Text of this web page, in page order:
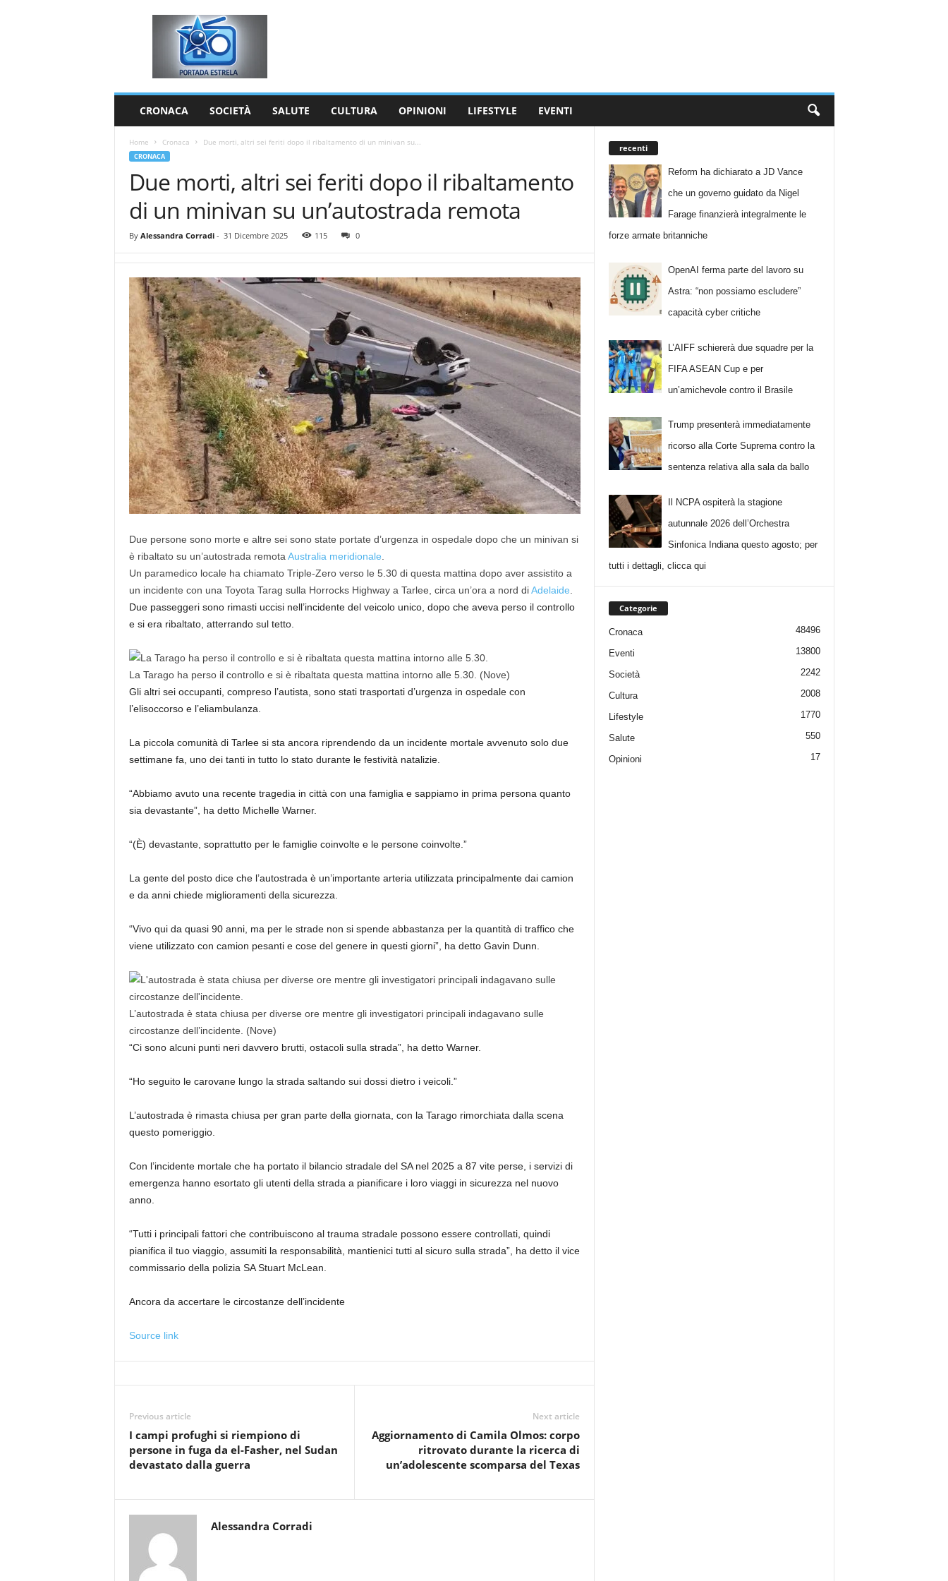
CRONACA SOCIETÀ SALUTE CULTURA OPINIONI LIFESTYLE EVENTI
Home Cronaca Due morti, altri sei feriti dopo il ribaltamento di un minivan su...
CRONACA
Due morti, altri sei feriti dopo il ribaltamento
di un minivan su un’autostrada remota
By Alessandra Corradi- 31 Dicembre 2025 115 0
Due persone sono morte e altre sei sono state portate d’urgenza in ospedale dopo che un minivan si
è ribaltato su un’autostrada remota Australia meridionale
Un paramedico locale ha chiamato Triple-Zero verso le 5.30 di questa mattina dopo aver assistito a
un incidente con una Toyota Tarag sulla Horrocks Highway a Tarlee, circa un’ora a nord diAdelaide
Due passeggeri sono rimasti uccisi nell’incidente del veicolo unico, dopo che aveva perso il controllo
e si era ribaltato, atterrando sul tetto.
La Tarago ha perso il controllo e si è ribaltata questa mattina intorno alle 5.30. (Nove)
Gli altri sei occupanti, compreso l’autista, sono stati trasportati d’urgenza in ospedale con
l’elisoccorso e l’eliambulanza.
La piccola comunità di Tarlee si sta ancora riprendendo da un incidente mortale avvenuto solo due
settimane fa, uno dei tanti in tutto lo stato durante le festività natalizie.
“Abbiamo avuto una recente tragedia in città con una famiglia e sappiamo in prima persona quanto
sia devastante”, ha detto Michelle Warner.
“(È) devastante, soprattutto per le famiglie coinvolte e le persone coinvolte.”
La gente del posto dice che l’autostrada è un’importante arteria utilizzata principalmente dai camion
e da anni chiede miglioramenti della sicurezza.
“Vivo qui da quasi 90 anni, ma per le strade non si spende abbastanza per la quantità di traffico che
viene utilizzato con camion pesanti e cose del genere in questi giorni”, ha detto Gavin Dunn.
L’autostrada è stata chiusa per diverse ore mentre gli investigatori principali indagavano sulle
circostanze dell’incidente.
(Nove)
“Ci sono alcuni punti neri davvero brutti, ostacoli sulla strada”, ha detto Warner.
“Ho seguito le carovane lungo la strada saltando sui dossi dietro i veicoli.”
L’autostrada è rimasta chiusa per gran parte della giornata, con la Tarago rimorchiata dalla scena
questo pomeriggio.
Con l’incidente mortale che ha portato il bilancio stradale del SA nel 2025 a 87 vite perse, i servizi di
emergenza hanno esortato gli utenti della strada a pianificare i loro viaggi in sicurezza nel nuovo
anno.
“Tutti i principali fattori che contribuiscono al trauma stradale possono essere controllati, quindi
pianifica il tuo viaggio, assumiti la responsabilità, mantienici tutti al sicuro sulla strada”, ha detto il vice
commissario della polizia SA Stuart McLean.
Ancora da accertare le circostanze dell’incidente
Source link
Previous article
I campi profughi si riempiono di
persone in fuga da el-Fasher, nel Sudan
devastato dalla guerra
Next article
Aggiornamento di Camila Olmos: corpo
ritrovato durante la ricerca di
un’adolescente scomparsa del Texas
Alessandra Corradi
recenti
Reform ha dichiarato a JD Vance
che un governo guidato da Nigel
Farage finanzierà integralmente le
forze armate britanniche
OpenAI ferma parte del lavoro su
Astra: “non possiamo escludere”
capacità cyber critiche
L’AIFF schiererà due squadre per la
FIFA ASEAN Cup e per
un’amichevole contro il Brasile
Trump presenterà immediatamente
ricorso alla Corte Suprema contro la
sentenza relativa alla sala da ballo
Il NCPA ospiterà la stagione
autunnale 2026 dell’Orchestra
Sinfonica Indiana questo agosto; per
tutti i dettagli, clicca qui
Categorie
Cronaca 48496
Eventi 13800
Società 2242
Cultura 2008
Lifestyle 1770
Salute 550
Opinioni 17